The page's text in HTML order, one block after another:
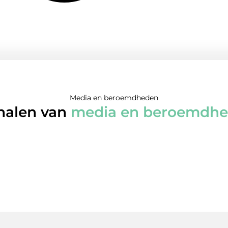
Media en beroemdheden
van media en